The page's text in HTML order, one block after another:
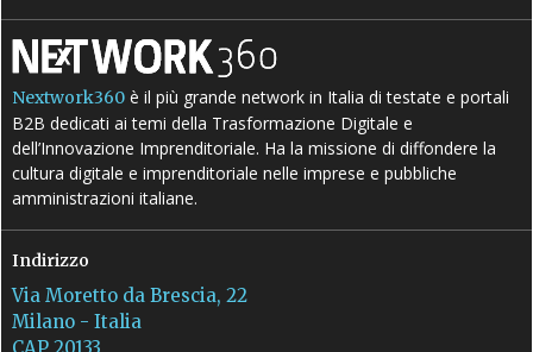
Nextwork360 è il più grande network in Italia di testate e portali
B2B dedicati ai temi della Trasformazione Digitale e
dell’Innovazione Imprenditoriale. Ha la missione di diffondere la
cultura digitale e imprenditoriale nelle imprese e pubbliche
amministrazioni italiane.
Indirizzo
Via Moretto da Brescia, 22
Milano - Italia